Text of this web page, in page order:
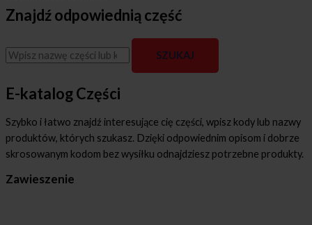
Znajdź odpowiednią część
E-katalog Części
Szybko i łatwo znajdź interesujące cię części, wpisz kody lub nazwy
produktów, których szukasz. Dzięki odpowiednim opisom i dobrze
skrosowanym kodom bez wysiłku odnajdziesz potrzebne produkty.
Zawieszenie